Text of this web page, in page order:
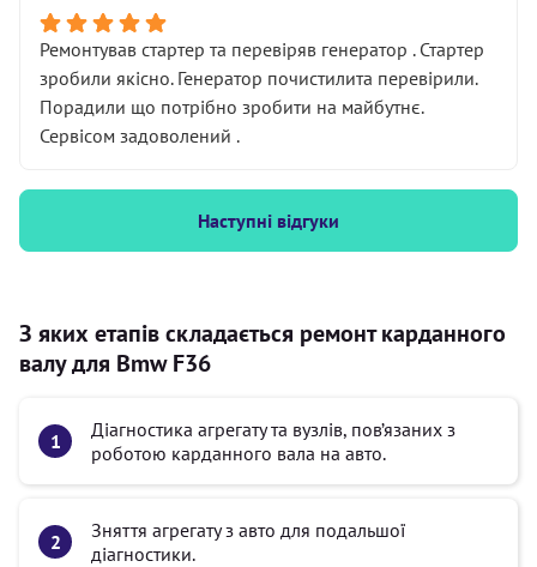
Ремонтував стартер та перевіряв генератор . Стартер
зробили якісно. Генератор почистилита перевірили.
Порадили що потрібно зробити на майбутнє.
Сервісом задоволений .
Наступні відгуки
З яких етапів складається ремонт карданного
валу для Bmw F36
Діагностика агрегату та вузлів, пов’язаних з
роботою карданного вала на авто.
Зняття агрегату з авто для подальшої
діагностики.